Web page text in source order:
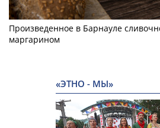
Произведенное в Барнауле
маргарином
«ЭТНО - МЫ»